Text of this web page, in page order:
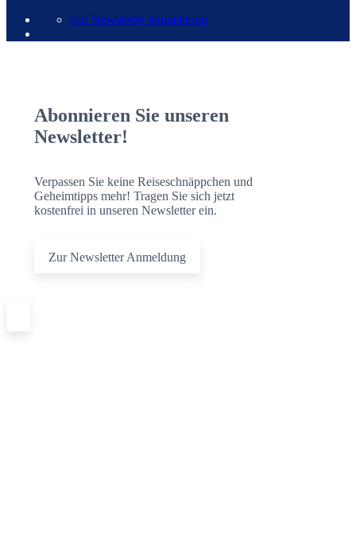
Zur Newsletter Anmeldung
Abonnieren Sie unseren
Newsletter!
Verpassen Sie keine Reiseschnäppchen und
Geheimtipps mehr! Tragen Sie sich jetzt
kostenfrei in unseren Newsletter ein.
Zur Newsletter Anmeldung